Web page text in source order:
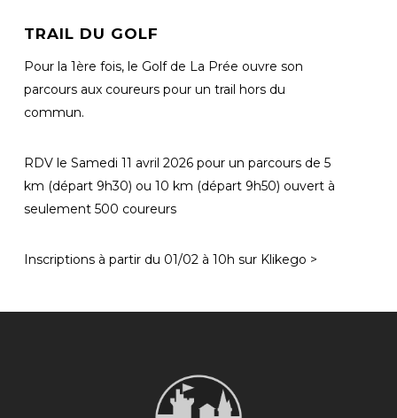
TRAIL DU GOLF
Pour la 1ère fois, le Golf de La Prée ouvre son
parcours aux coureurs pour un trail hors du
commun.
RDV le Samedi 11 avril 2026 pour un parcours de 5
km (départ 9h30) ou 10 km (départ 9h50) ouvert à
seulement 500 coureurs
Inscriptions à partir du 01/02 à 10h sur Klikego >